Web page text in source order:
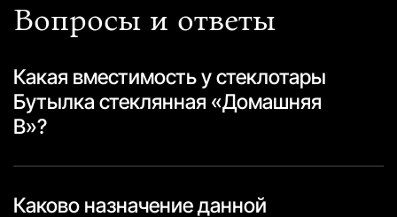
Вопросы и ответы
Какая вместимость у стеклотары
Бутылка стеклянная «Домашняя
В»?
Каково назначение данной